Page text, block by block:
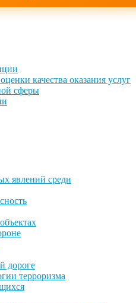
качества оказания услуг
сферы
явлений среди
дороге
терроризма